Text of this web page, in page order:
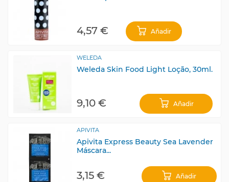
4,57 € Añadir
WELEDA
Weleda Skin Food Light Loção, 30ml.
9,10 € Añadir
APIVITA
Apivita Express Beauty Sea Lavender
Máscara...
3,15 € Añadir